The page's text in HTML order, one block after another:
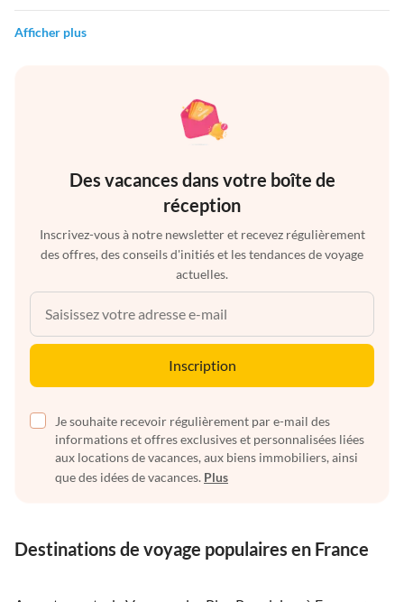
Afficher plus
Des vacances dans votre boîte de
réception
Inscrivez-vous à notre newsletter et recevez régulièrement
des offres, des conseils d'initiés et les tendances de voyage
actuelles.
Inscription
Je souhaite recevoir régulièrement par e-mail des
informations et offres exclusives et personnalisées liées
aux locations de vacances, aux biens immobiliers, ainsi
que des idées de vacances. Plus
Destinations de voyage populaires en France